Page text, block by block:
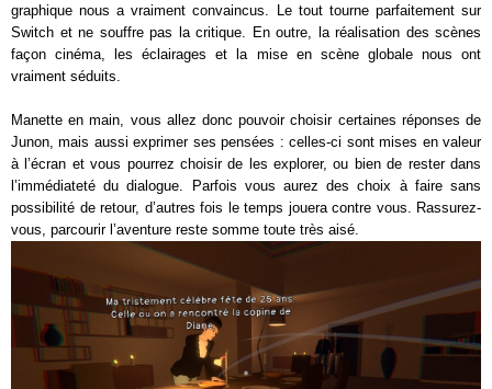
graphique nous a vraiment convaincus. Le tout tourne parfaitement sur
Switch et ne souffre pas la critique. En outre, la réalisation des scènes
façon cinéma, les éclairages et la mise en scène globale nous ont
vraiment séduits.
Manette en main, vous allez donc pouvoir choisir certaines réponses de
Junon, mais aussi exprimer ses pensées : celles-ci sont mises en valeur
à l’écran et vous pourrez choisir de les explorer, ou bien de rester dans
l’immédiateté du dialogue. Parfois vous aurez des choix à faire sans
possibilité de retour, d’autres fois le temps jouera contre vous. Rassurez-
vous, parcourir l’aventure reste somme toute très aisé.